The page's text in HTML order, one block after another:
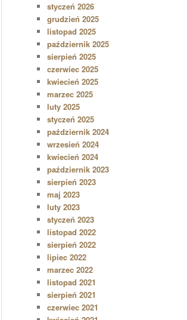
styczeń 2026
grudzień 2025
listopad 2025
październik 2025
sierpień 2025
czerwiec 2025
kwiecień 2025
marzec 2025
luty 2025
styczeń 2025
październik 2024
wrzesień 2024
kwiecień 2024
październik 2023
sierpień 2023
maj 2023
luty 2023
styczeń 2023
listopad 2022
sierpień 2022
lipiec 2022
marzec 2022
listopad 2021
sierpień 2021
czerwiec 2021